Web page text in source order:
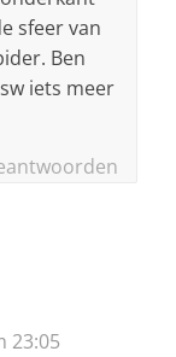
sfeer van
Ben
iets meer
23:05